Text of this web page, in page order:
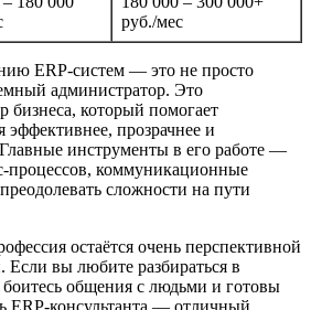
руб./мес
ERP-систем — это не просто
администратор. Это
бизнеса, который помогает
эффективнее, прозрачнее и
инструменты в его работе —
процессов, коммуникационные
сложности на пути
остаётся очень перспективной
Если вы любите разбираться в
боитесь общения с людьми и готовы